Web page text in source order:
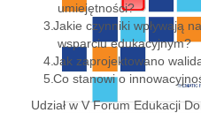
umiejętności?
Jakie czynniki wpływają
wsparciu edukacyjnym?
Jak zaprojektowano
Co stanowi o
Udział w V Forum Edukacji